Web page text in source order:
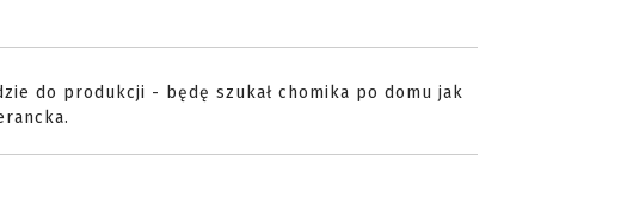
do produkcji - będę szukał chomika po domu jak